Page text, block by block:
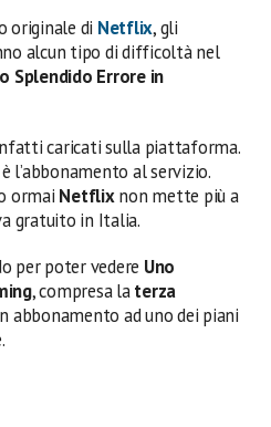
originale di Netflix, gli
alcun tipo di difficoltà nel
Splendido Errore in
caricati sulla piattaforma.
l’abbonamento al servizio.
ormai Netflixnon mette più a
gratuito in Italia.
per poter vedere Uno
, compresa laterza
abbonamento ad uno dei piani